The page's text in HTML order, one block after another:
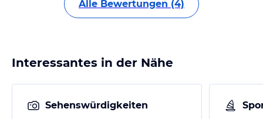
Alle Bewertungen (4)
Interessantes in der Nähe
Sehenswürdigkeiten